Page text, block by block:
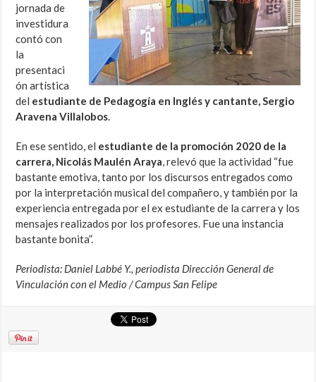
jornada de
investidura
contó con
la
presentaci
ón artística
del estudiante de Pedagogía en Inglés y cantante, Sergio
Aravena Villalobos.
En ese sentido, el estudiante de la promoción 2020 de la
carrera, Nicolás Maulén Araya, relevó que la actividad “fue
bastante emotiva, tanto por los discursos entregados como
por la interpretación musical del compañero, y también por la
experiencia entregada por el ex estudiante de la carrera y los
mensajes realizados por los profesores. Fue una instancia
bastante bonita”.
Periodista: Daniel Labbé Y., periodista Dirección General de
Vinculación con el Medio / Campus San Felipe